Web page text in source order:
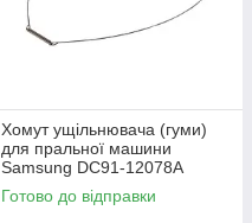
Хомут ущільнювача (гуми)
для пральної машини
Samsung DC91-12078A
(зовнішній)
Готово до відправки